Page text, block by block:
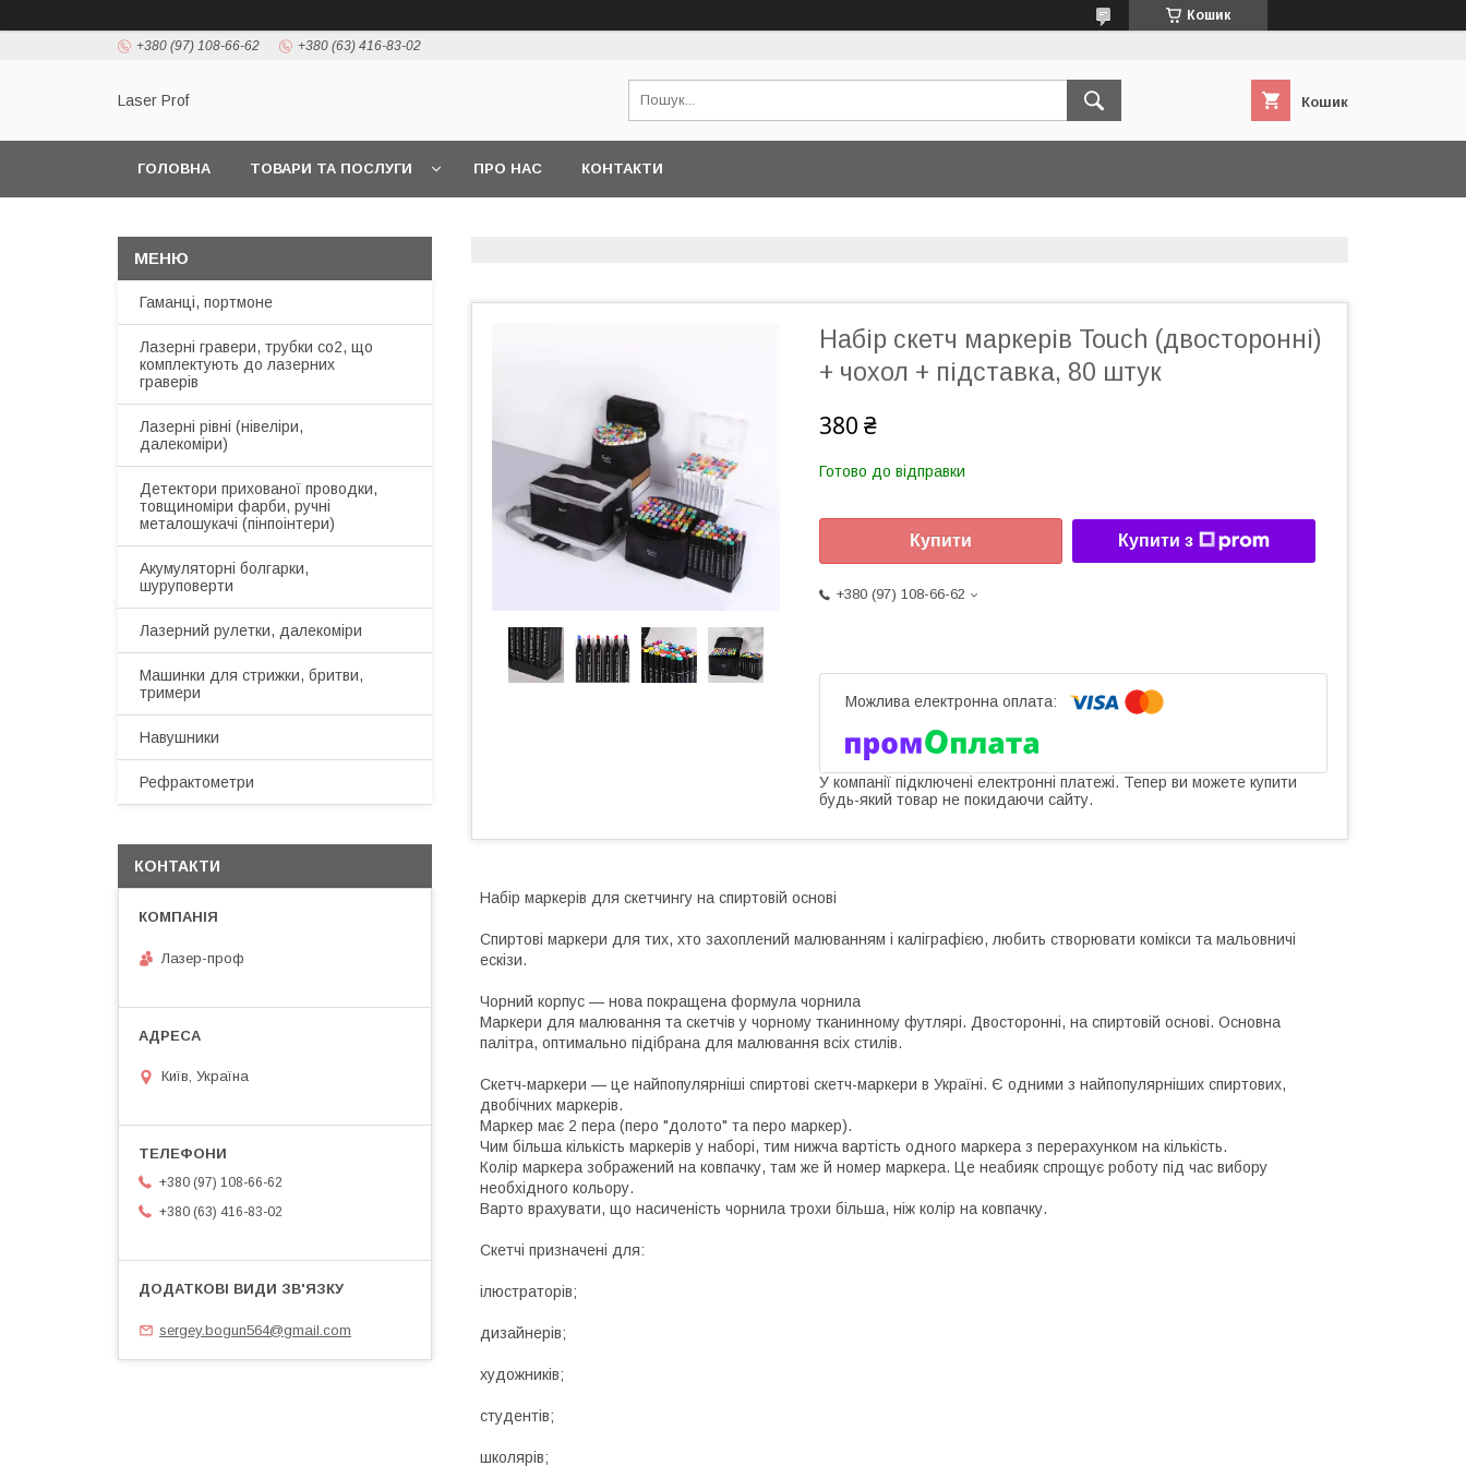
Кошик
+380 (97) 108-66-62 +380 (63) 416-83-02
Laser Prof Кошик
ГОЛОВНА ТОВАРИ ТА ПОСЛУГИ ПРО НАС КОНТАКТИ
Набір скетч маркерів Touch (двосторонні)
+ чохол + підставка, 80 штук
380 ₴
Готово до відправки
Купити Купити з
+380 (97) 108-66-62
У компанії підключені електронні платежі. Тепер ви можете купити
будь-який товар не покидаючи сайту.
Набір маркерів для скетчингу на спиртовій основі
Спиртові маркери для тих, хто захоплений малюванням і каліграфією, любить створювати комікси та мальовничі
ескізи.
Чорний корпус — нова покращена формула чорнила
Маркери для малювання та скетчів у чорному тканинному футлярі. Двосторонні, на спиртовій основі. Основна
палітра, оптимально підібрана для малювання всіх стилів.
Скетч-маркери — це найпопулярніші спиртові скетч-маркери в Україні. Є одними з найпопулярніших спиртових,
двобічних маркерів.
Маркер має 2 пера (перо "долото" та перо маркер).
Чим більша кількість маркерів у наборі, тим нижча вартість одного маркера з перерахунком на кількість.
Колір маркера зображений на ковпачку, там же й номер маркера. Це неабияк спрощує роботу під час вибору
необхідного кольору.
Варто врахувати, що насиченість чорнила трохи більша, ніж колір на ковпачку.
Скетчі призначені для:
ілюстраторів;
дизайнерів;
художників;
студентів;
школярів;
Гаманці, портмоне
Лазерні гравери, трубки co2, що
комплектують до лазерних
граверів
Лазерні рівні (нівеліри,
далекоміри)
Детектори прихованої проводки,
товщиноміри фарби, ручні
металошукачі (пінпоінтери)
Акумуляторні болгарки,
шуруповерти
Лазерний рулетки, далекоміри
Машинки для стрижки, бритви,
тримери
Навушники
Рефрактометри
КОНТАКТИ
Лазер-проф
Київ, Україна
+380 (97) 108-66-62
+380 (63) 416-83-02
sergey.bogun564@gmail.com